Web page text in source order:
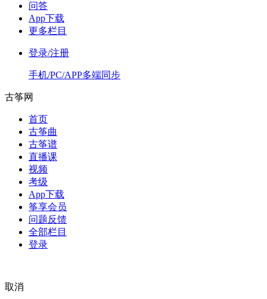
问答
App下载
更多栏目
登录/注册
手机/PC/APP多端同步
古筝网
首页
古筝曲
古筝谱
直播课
视频
考级
App下载
筝享会员
问题反馈
全部栏目
登录
取消